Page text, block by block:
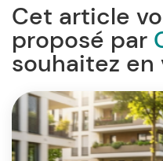
Cet article
proposé par
souhaitez en